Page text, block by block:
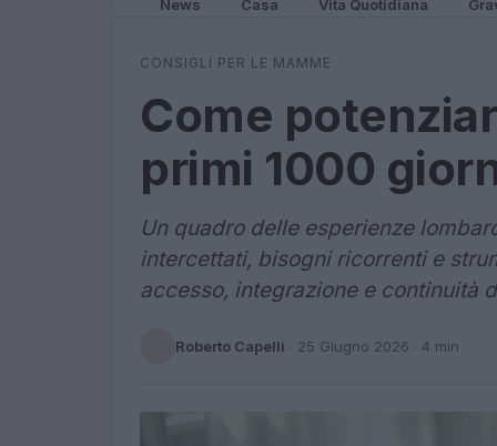
News Casa Vita Quotidiana
CONSIGLI PER LE MAMME
Come
primi 1000
Un quadro delle esperienze
intercettati, bisogni ricorrenti e
accesso, integrazione e continuità
Roberto Capelli · 25 Giugno 2026 · 4 min